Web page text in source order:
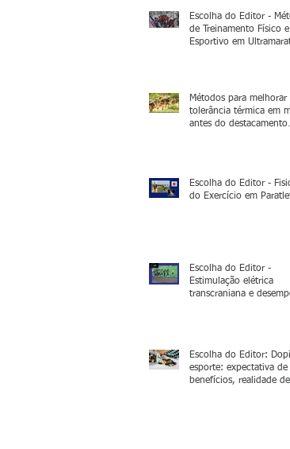
Escolha do Editor -
de Treinamento Físico e
Esportivo em
Métodos para melhorar
tolerância térmica em
antes do destacamento
Escolha do Editor -
do Exercício em
Escolha do Editor -
Estimulação elétrica
transcraniana e
Escolha do Editor:
esporte: expectativa de
benefícios, realidade de